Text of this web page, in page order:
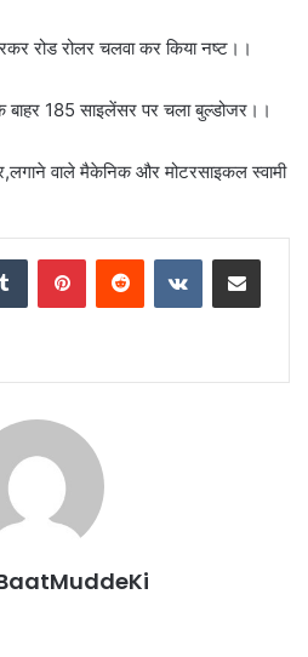
रोड रोलर चलवा कर किया नष्ट।।
बाहर 185 साइलेंसर पर चला बुल्डोजर।।
वाले मैकेनिक और मोटरसाइकल स्वामी
Tumblr PinterestReddit VKontakteShare via Email